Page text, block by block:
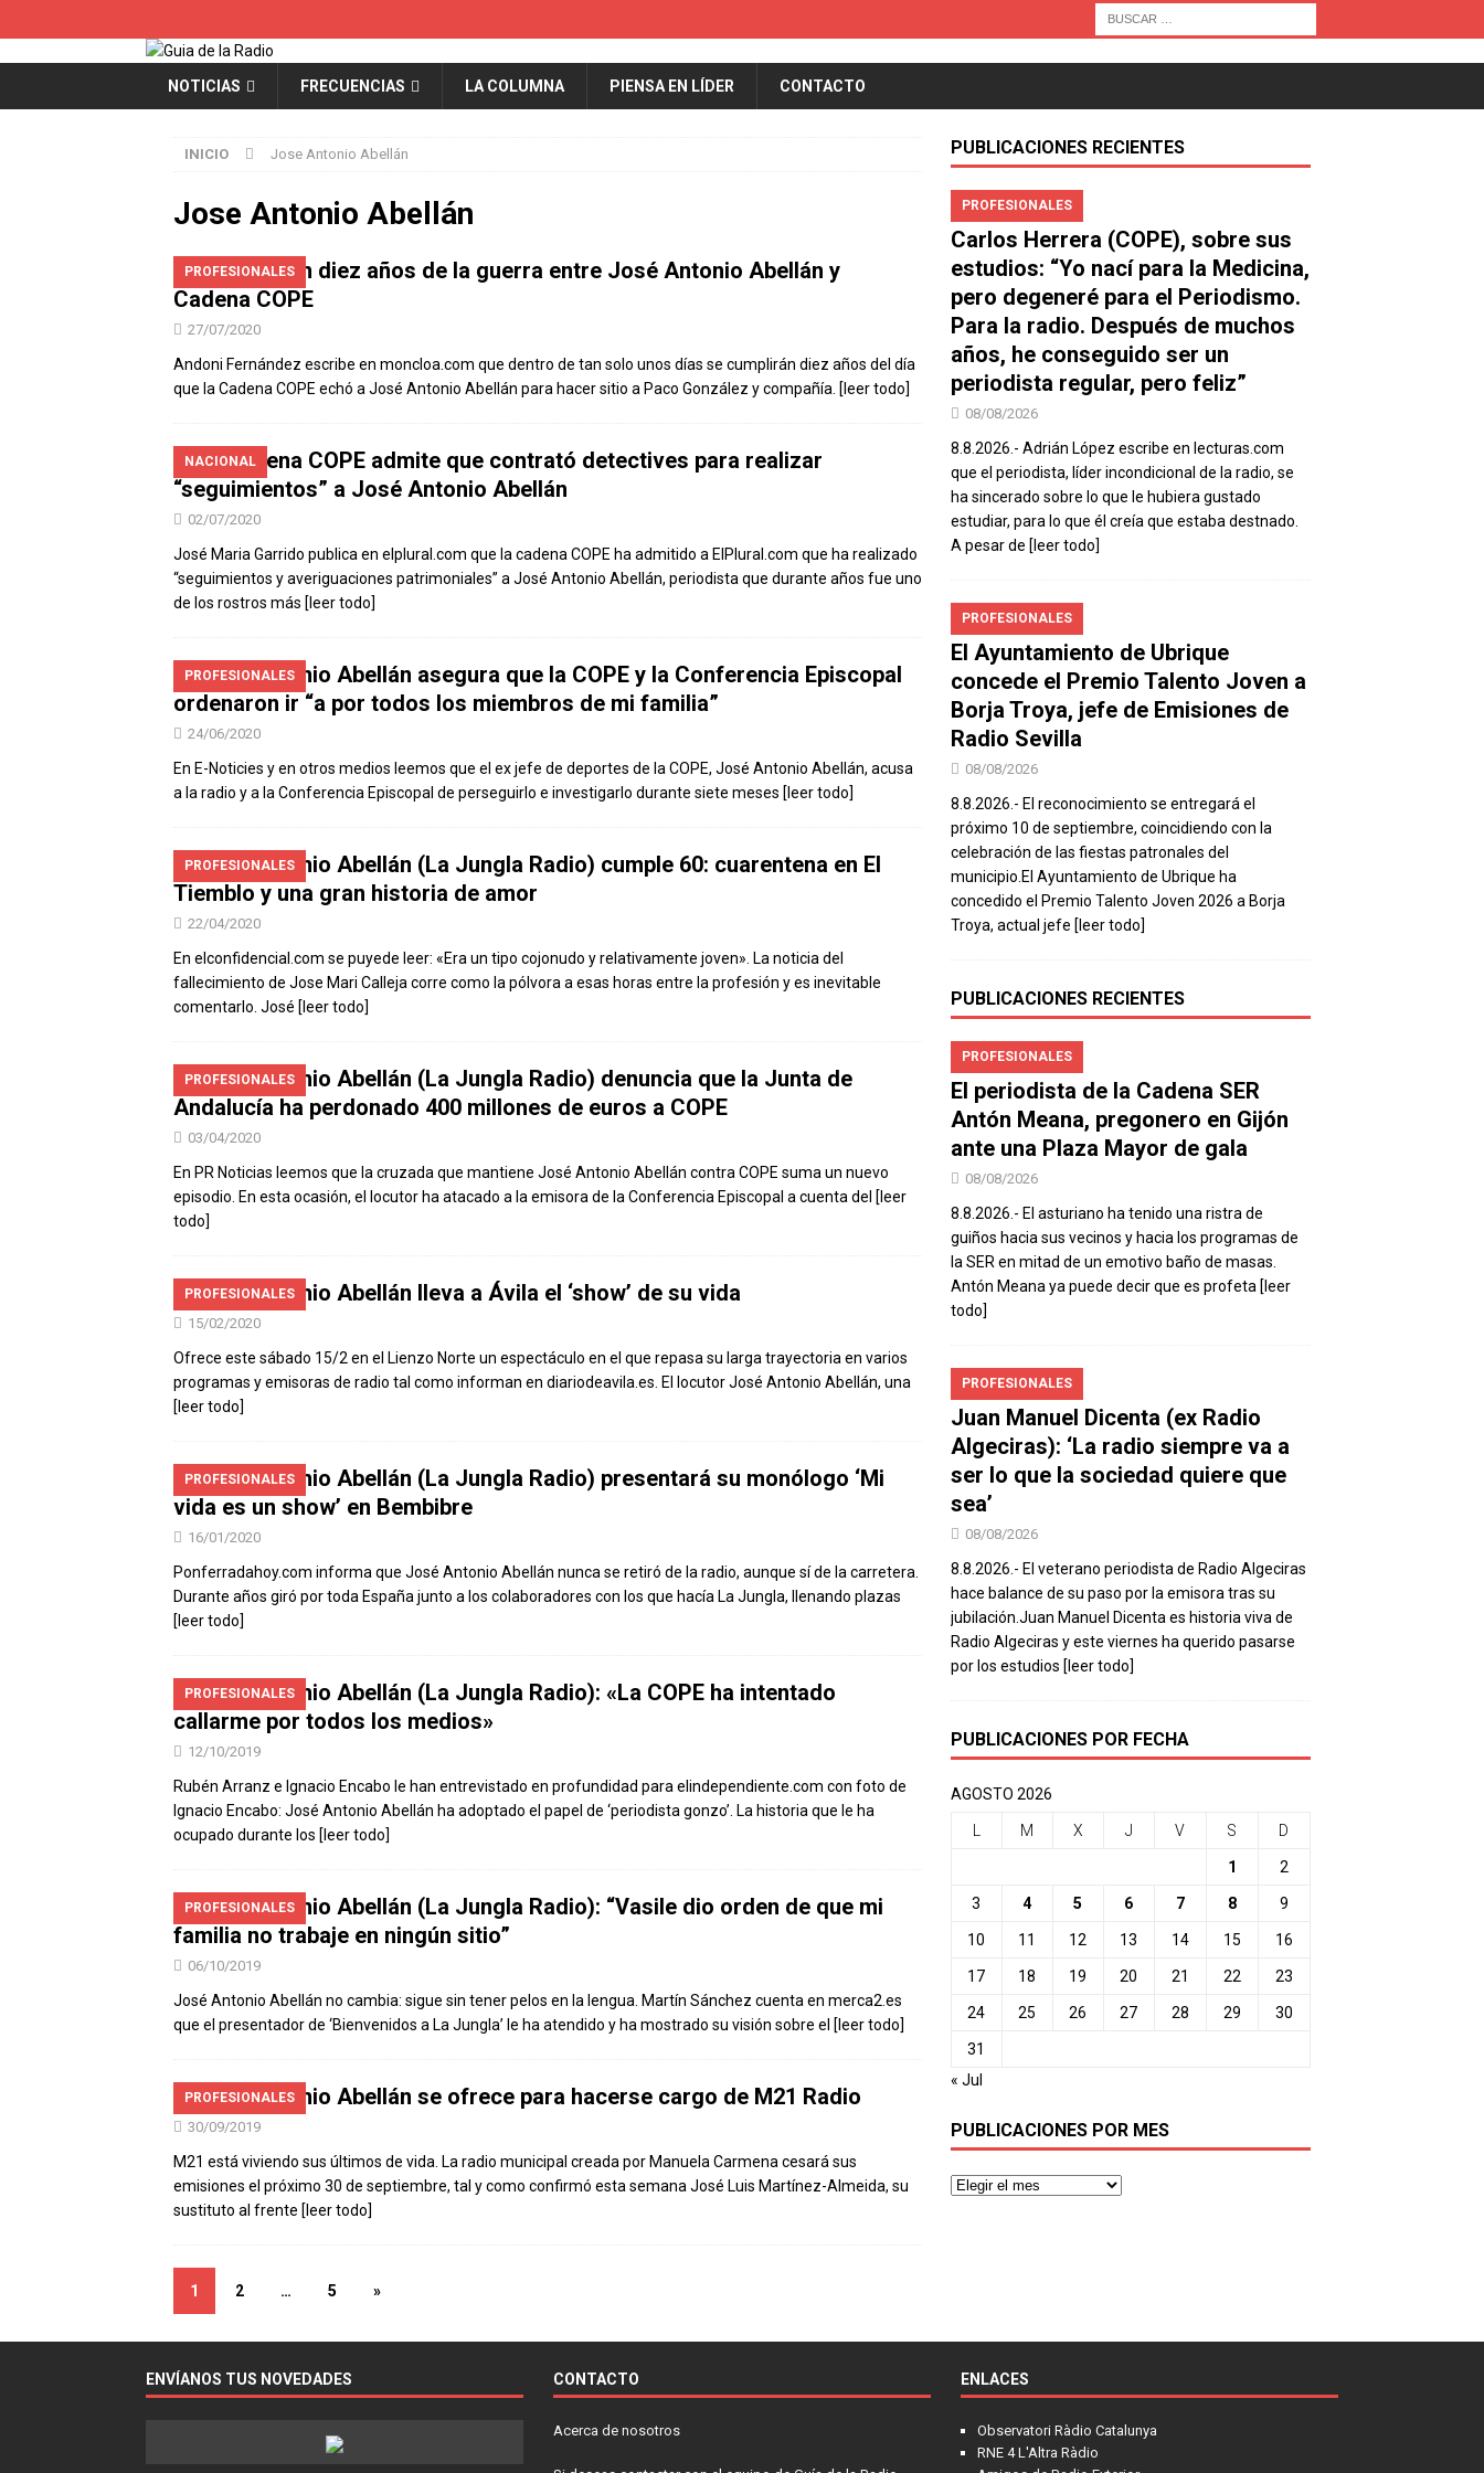
NOTICIAS FRECUENCIAS LA COLUMNA PIENSA EN LÍDER CONTACTO
INICIO Jose Antonio Abellán
Jose Antonio Abellán
PROFESIONALES
Se cumplen diez años de la guerra entre José Antonio Abellán y
Cadena COPE
27/07/2020
Andoni Fernández escribe en moncloa.com que dentro de tan solo unos días se cumplirán diez años del día
que la Cadena COPE echó a José Antonio Abellán para hacer sitio a Paco González y compañía. [leer todo]
NACIONAL
La Cadena COPE admite que contrató detectives para realizar
“seguimientos” a José Antonio Abellán
02/07/2020
José Maria Garrido publica en elplural.com que la cadena COPE ha admitido a ElPlural.com que ha realizado
“seguimientos y averiguaciones patrimoniales” a José Antonio Abellán, periodista que durante años fue uno
de los rostros más [leer todo]
PROFESIONALES
José Antonio Abellán asegura que la COPE y la Conferencia Episcopal
ordenaron ir “a por todos los miembros de mi familia”
24/06/2020
En E-Noticies y en otros medios leemos que el ex jefe de deportes de la COPE, José Antonio Abellán, acusa
a la radio y a la Conferencia Episcopal de perseguirlo e investigarlo durante siete meses [leer todo]
PROFESIONALES
José Antonio Abellán (La Jungla Radio) cumple 60: cuarentena en El
Tiemblo y una gran historia de amor
22/04/2020
En elconfidencial.com se puyede leer: «Era un tipo cojonudo y relativamente joven». La noticia del
fallecimiento de Jose Mari Calleja corre como la pólvora a esas horas entre la profesión y es inevitable
comentarlo. José [leer todo]
PROFESIONALES
José Antonio Abellán (La Jungla Radio) denuncia que la Junta de
Andalucía ha perdonado 400 millones de euros a COPE
03/04/2020
En PR Noticias leemos que la cruzada que mantiene José Antonio Abellán contra COPE suma un nuevo
episodio. En esta ocasión, el locutor ha atacado a la emisora de la Conferencia Episcopal a cuenta del [leer
todo]
PROFESIONALES
José Antonio Abellán lleva a Ávila el ‘show’ de su vida
15/02/2020
Ofrece este sábado 15/2 en el Lienzo Norte un espectáculo en el que repasa su larga trayectoria en varios
programas y emisoras de radio tal como informan en diariodeavila.es. El locutor José Antonio Abellán, una
[leer todo]
PROFESIONALES
Jose Antonio Abellán (La Jungla Radio) presentará su monólogo ‘Mi
vida es un show’ en Bembibre
16/01/2020
Ponferradahoy.com informa que José Antonio Abellán nunca se retiró de la radio, aunque sí de la carretera.
Durante años giró por toda España junto a los colaboradores con los que hacía La Jungla, llenando plazas
[leer todo]
PROFESIONALES
José Antonio Abellán (La Jungla Radio): «La COPE ha intentado
callarme por todos los medios»
12/10/2019
Rubén Arranz e Ignacio Encabo le han entrevistado en profundidad para elindependiente.com con foto de
Ignacio Encabo: José Antonio Abellán ha adoptado el papel de ‘periodista gonzo’. La historia que le ha
ocupado durante los [leer todo]
PROFESIONALES
José Antonio Abellán (La Jungla Radio): “Vasile dio orden de que mi
familia no trabaje en ningún sitio”
06/10/2019
José Antonio Abellán no cambia: sigue sin tener pelos en la lengua. Martín Sánchez cuenta en merca2.es
que el presentador de ‘Bienvenidos a La Jungla’ le ha atendido y ha mostrado su visión sobre el [leer todo]
PROFESIONALES
José Antonio Abellán se ofrece para hacerse cargo de M21 Radio
30/09/2019
M21 está viviendo sus últimos de vida. La radio municipal creada por Manuela Carmena cesará sus
emisiones el próximo 30 de septiembre, tal y como confirmó esta semana José Luis Martínez-Almeida, su
sustituto al frente [leer todo]
1 2 … 5 »
PUBLICACIONES RECIENTES
PROFESIONALES
Carlos Herrera (COPE), sobre sus
estudios: “Yo nací para la Medicina,
pero degeneré para el Periodismo.
Para la radio. Después de muchos
años, he conseguido ser un
periodista regular, pero feliz”
08/08/2026
8.8.2026.- Adrián López escribe en lecturas.com
que el periodista, líder incondicional de la radio, se
ha sincerado sobre lo que le hubiera gustado
estudiar, para lo que él creía que estaba destnado.
A pesar de [leer todo]
PROFESIONALES
El Ayuntamiento de Ubrique
concede el Premio Talento Joven a
Borja Troya, jefe de Emisiones de
Radio Sevilla
08/08/2026
8.8.2026.- El reconocimiento se entregará el
próximo 10 de septiembre, coincidiendo con la
celebración de las fiestas patronales del
municipio.El Ayuntamiento de Ubrique ha
concedido el Premio Talento Joven 2026 a Borja
Troya, actual jefe [leer todo]
PUBLICACIONES RECIENTES
PROFESIONALES
El periodista de la Cadena SER
Antón Meana, pregonero en Gijón
ante una Plaza Mayor de gala
08/08/2026
8.8.2026.- El asturiano ha tenido una ristra de
guiños hacia sus vecinos y hacia los programas de
la SER en mitad de un emotivo baño de masas.
Antón Meana ya puede decir que es profeta [leer
todo]
PROFESIONALES
Juan Manuel Dicenta (ex Radio
Algeciras): ‘La radio siempre va a
ser lo que la sociedad quiere que
sea’
08/08/2026
8.8.2026.- El veterano periodista de Radio Algeciras
hace balance de su paso por la emisora tras su
jubilación.Juan Manuel Dicenta es historia viva de
Radio Algeciras y este viernes ha querido pasarse
por los estudios [leer todo]
PUBLICACIONES POR FECHA
AGOSTO 2026
M X J V S D
1 2
3 4 5 6 7 8 9
10 11 12 13 14 15 16
17 18 19 20 21 22 23
24 25 26 27 28 29 30
31
« Jul
PUBLICACIONES POR MES
ENVÍANOS TUS NOVEDADES CONTACTO
Acerca de nosotros
ENLACES
Observatori Ràdio Catalunya
RNE 4 L'Altra Ràdio